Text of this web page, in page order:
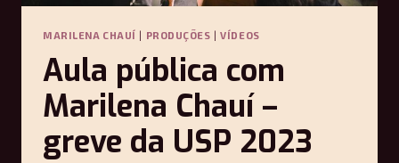
MARILENA CHAUÍ PRODUÇÕES |VÍDEOS
Aula pública com
Marilena Chauí –
greve da USP 2023